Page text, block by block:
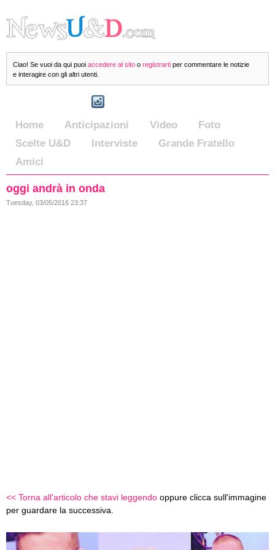
Ciao! Se vuoi da qui puoi accedere al sito o registrarti per commentare le notizie
e interagire con gli altri utenti.
Home Anticipazioni Video
Foto
Scelte U&D
Interviste
Grande Fratello
Amici
oggi andrà in onda
Tuesday, 03/05/2016 23:37
<< Torna all'articolo che stavi leggendo oppure clicca sull'immagine
per guardare la successiva.